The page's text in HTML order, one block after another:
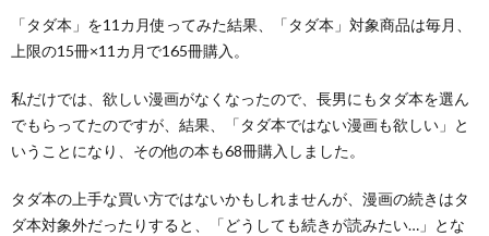
「タダ本」を11カ月使ってみた結果、「タダ本」対象商品は毎月、
上限の15冊×11カ月で165冊購入。
私だけでは、欲しい漫画がなくなったので、長男にもタダ本を選ん
でもらってたのですが、結果、「タダ本ではない漫画も欲しい」と
いうことになり、その他の本も68冊購入しました。
タダ本の上手な買い方ではないかもしれませんが、漫画の続きはタ
ダ本対象外だったりすると、「どうしても続きが読みたい…」とな